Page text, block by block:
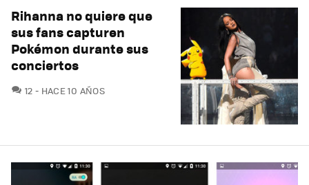
Rihanna no quiere que
sus fans capturen
Pokémon durante sus
conciertos
12 COMENTARIOS
HACE 10 AÑOS